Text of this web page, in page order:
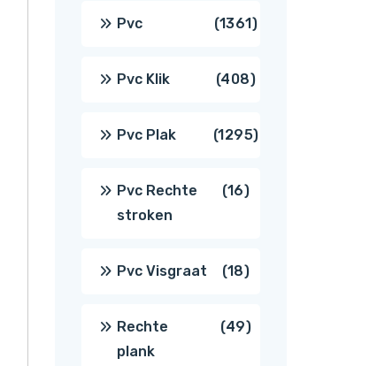
producten
Pvc 13611361
producten
Pvc Klik 408408
producten
Pvc Plak 12951295
Pvc Rechte
stroken
1616
Pvc Visgraat 1818
producten
Rechte
plank
4949